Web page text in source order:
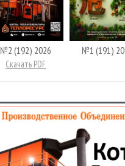
№2 (192) 2026
Скачать PDF
№1 (191)